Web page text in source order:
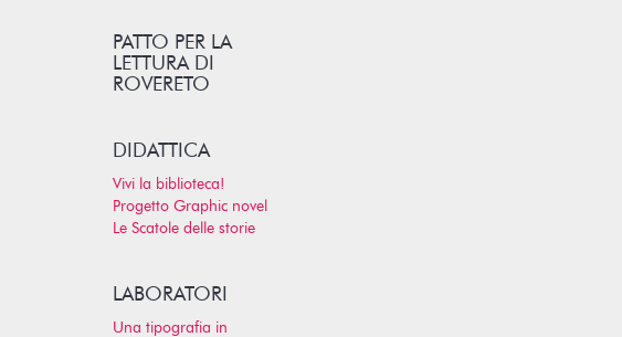
PATTO PER LA
LETTURA DI
ROVERETO
DIDATTICA
Vivi la biblioteca!
Progetto Graphic novel
Le Scatole delle storie
LABORATORI
Una tipografia in